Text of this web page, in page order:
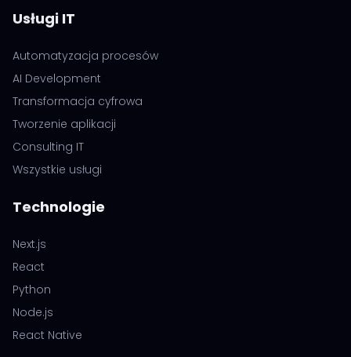
Usługi IT
Automatyzacja procesów
AI Development
Transformacja cyfrowa
Tworzenie aplikacji
Consulting IT
Wszystkie usługi
Technologie
Next.js
React
Python
Node.js
React Native